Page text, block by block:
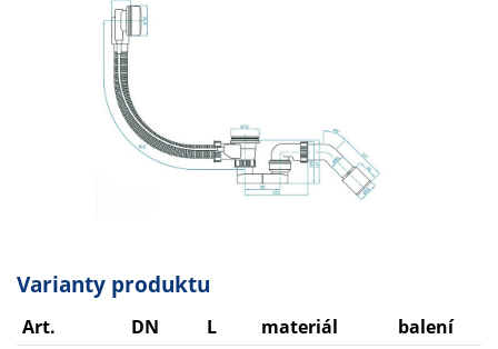
Varianty produktu
Art. DN L materiál
balení